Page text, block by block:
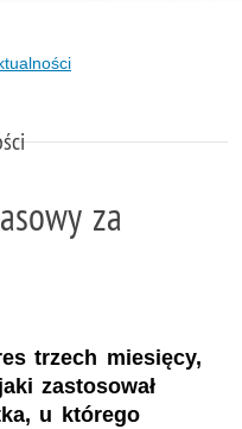
za
trzech miesięcy,
zastosował
u którego